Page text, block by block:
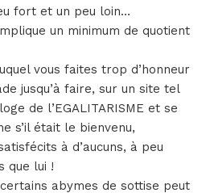
fort et un peu loin…
un minimum de quotient
vous faites trop d’honneur
jusqu’à faire, sur un site tel
de l’EGALITARISME et se
s’il était le bienvenu,
à d’aucuns, à peu
que lui !
abymes de sottise peut